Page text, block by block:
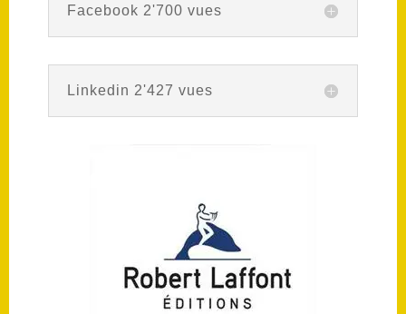
Facebook 2'700 vues
Linkedin 2'427 vues